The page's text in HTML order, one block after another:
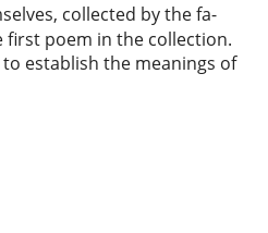
collected by the fa-
poem in the collection.
establish the meanings of